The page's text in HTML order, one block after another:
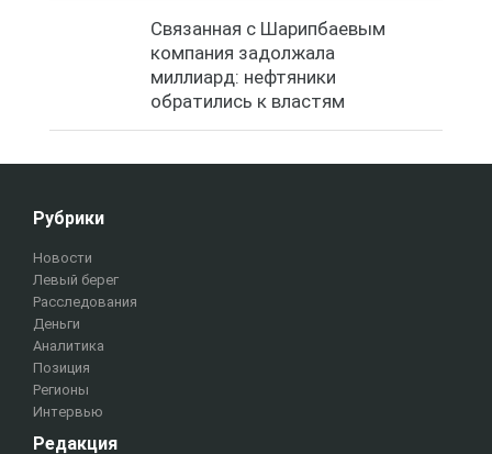
Связанная с Шарипбаевым
компания задолжала
миллиард: нефтяники
обратились к властям
Рубрики
Новости
Левый берег
Расследования
Деньги
Аналитика
Позиция
Регионы
Интервью
Редакция